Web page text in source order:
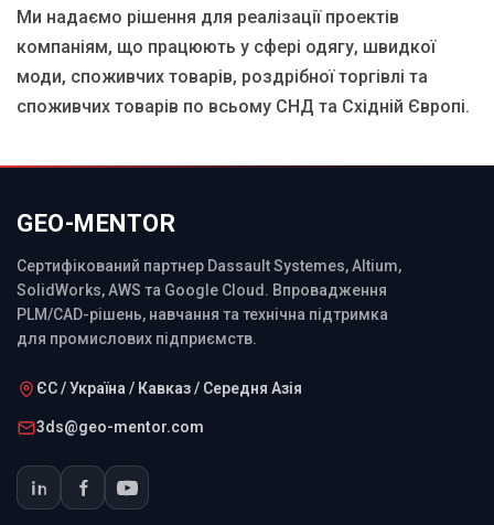
Ми надаємо рішення для реалізації проектів
компаніям, що працюють у сфері одягу, швидкої
моди, споживчих товарів, роздрібної торгівлі та
споживчих товарів по всьому СНД та Східній Європі.
GEO-MENTOR
Сертифікований партнер Dassault Systemes, Altium,
SolidWorks, AWS та Google Cloud. Впровадження
PLM/CAD-рішень, навчання та технічна підтримка
для промислових підприємств.
ЄС / Україна / Кавказ / Середня Азія
3ds@geo-mentor.com